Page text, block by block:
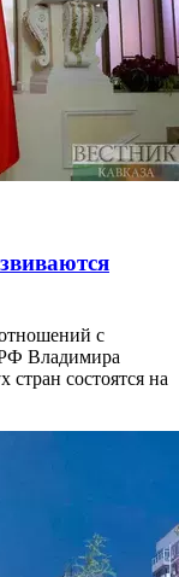
с
РФ Владимира
состоятся на